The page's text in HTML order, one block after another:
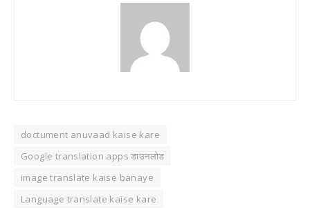
doctument anuvaad kaise kare
Google translation apps डाउनलोड
image translate kaise banaye
Language translate kaise kare